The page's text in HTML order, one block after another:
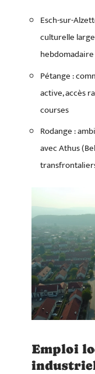
Esch-sur-
culturelle
hebdomadaire
Pétange :
active, accès
courses
Rodange :
avec Athus
Emploi